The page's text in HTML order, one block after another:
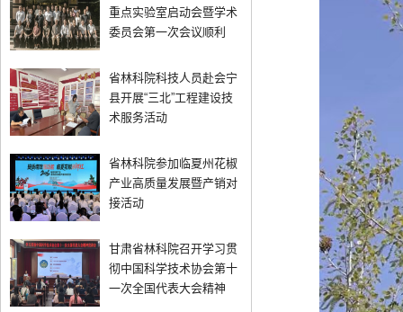
重点实验室启动会暨学术
委员会第一次会议顺利
省林科院科技人员赴会宁
县开展“三北”工程建设技
术服务活动
省林科院参加临夏州花椒
产业高质量发展暨产销对
接活动
甘肃省林科院召开学习贯
彻中国科学技术协会第十
一次全国代表大会精神